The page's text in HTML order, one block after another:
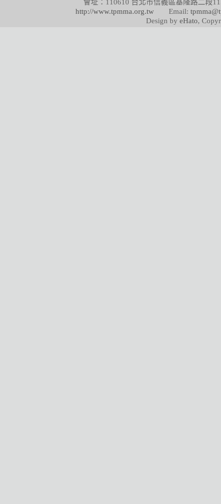
會址：110610 台北市信義區基隆路二
http://www.tpmma.org.twEmail:
Design by eHato,